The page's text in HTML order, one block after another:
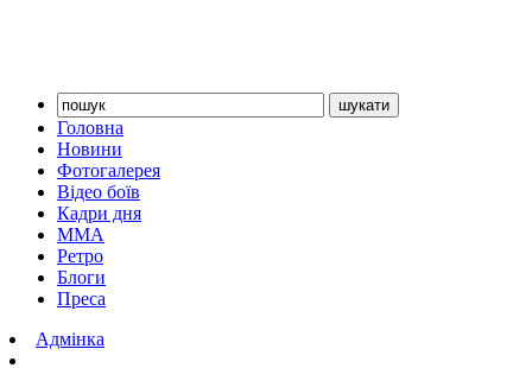
Головна
Новини
Фотогалерея
Відео боїв
Кадри дня
ММА
Ретро
Блоги
Преса
Адмінка